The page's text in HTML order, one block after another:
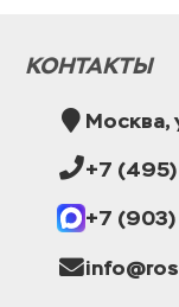
КОНТАКТЫ
Москва,
+7
+7